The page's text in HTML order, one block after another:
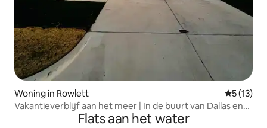
Woning in Rowlett
5 (13)
Vakantieverblijf aan het meer | In de buurt van Dallas en
Rockwall HarborFlats aan het water